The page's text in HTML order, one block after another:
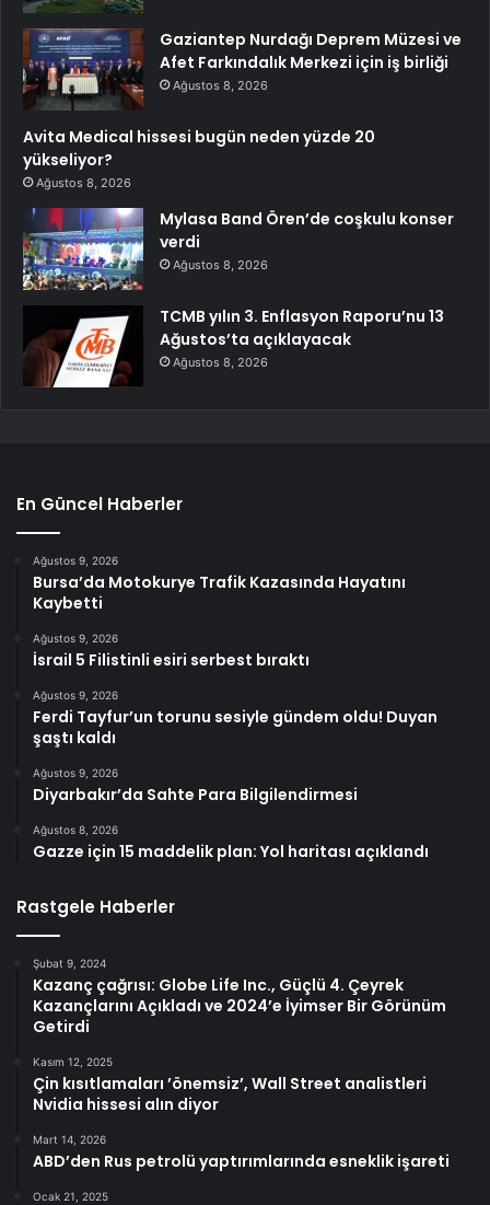
Gaziantep Nurdağı Deprem Müzesi ve
Afet Farkındalık Merkezi için iş birliği
Ağustos 8, 2026
Avita Medical hissesi bugün neden yüzde 20
yükseliyor?
Ağustos 8, 2026
Mylasa Band Ören’de coşkulu konser
verdi
Ağustos 8, 2026
TCMB yılın 3. Enflasyon Raporu’nu 13
Ağustos’ta açıklayacak
Ağustos 8, 2026
En Güncel Haberler
Ağustos 9, 2026
Bursa’da Motokurye Trafik Kazasında Hayatını
Kaybetti
Ağustos 9, 2026
İsrail 5 Filistinli esiri serbest bıraktı
Ağustos 9, 2026
Ferdi Tayfur’un torunu sesiyle gündem oldu! Duyan
şaştı kaldı
Ağustos 9, 2026
Diyarbakır’da Sahte Para Bilgilendirmesi
Ağustos 8, 2026
Gazze için 15 maddelik plan: Yol haritası açıklandı
Rastgele Haberler
Şubat 9, 2024
Kazanç çağrısı: Globe Life Inc., Güçlü 4. Çeyrek
Kazançlarını Açıkladı ve 2024’e İyimser Bir Görünüm
Getirdi
Kasım 12, 2025
Çin kısıtlamaları ’önemsiz’, Wall Street analistleri
Nvidia hissesi alın diyor
Mart 14, 2026
ABD’den Rus petrolü yaptırımlarında esneklik işareti
Ocak 21, 2025